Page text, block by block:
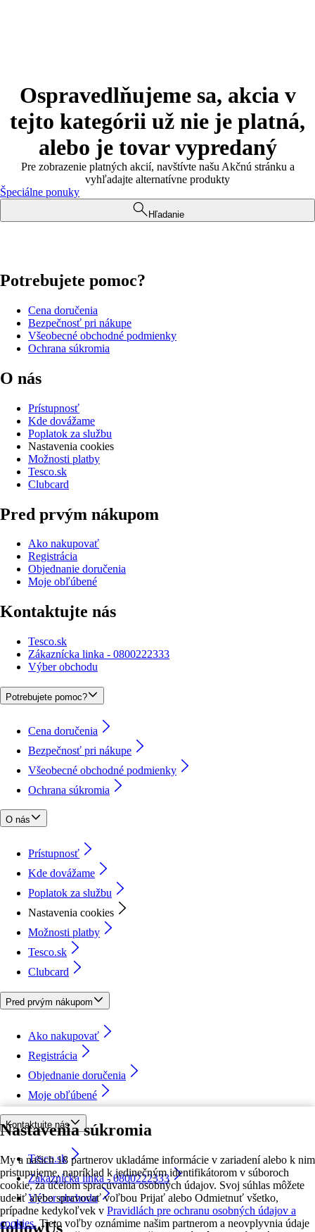
Nastavenia súkromia
My a našich 18 partnerov ukladáme informácie v zariadení alebo k nim
pristupujeme, napríklad k jedinečným identifikátorom v súboroch
cookie, za účelom spracúvania osobných údajov. Svoj súhlas môžete
udeliť alebo spravovať voľbou Prijať alebo Odmietnuť všetko,
prípadne kedykoľvek v Pravidlách pre ochranu osobných údajov a
cookies. Tieto voľby oznámime našim partnerom a neovplyvnia údaje
Ospravedlňujeme sa, akcia v
tejto kategórii už nie je platná,
alebo je tovar vypredaný
Pre zobrazenie platných akcií, navštívte našu Akčnú stránku a
vyhľadajte alternatívne produkty
Špeciálne ponuky
Hľadanie
Potrebujete pomoc?
Cena doručenia
Bezpečnosť pri nákupe
Všeobecné obchodné podmienky
Ochrana súkromia
O nás
Prístupnosť
Kde dovážame
Poplatok za službu
Nastavenia cookies
Možnosti platby
Tesco.sk
Clubcard
Pred prvým nákupom
Ako nakupovať
Registrácia
Objednanie doručenia
Moje obľúbené
Kontaktujte nás
Tesco.sk
Zákaznícka linka - 0800222333
Výber obchodu
Potrebujete pomoc?
Cena doručenia
Bezpečnosť pri nákupe
Všeobecné obchodné podmienky
Ochrana súkromia
O nás
Prístupnosť
Kde dovážame
Poplatok za službu
Nastavenia cookies
Možnosti platby
Tesco.sk
Clubcard
Pred prvým nákupom
Ako nakupovať
Registrácia
Objednanie doručenia
Moje obľúbené
Kontaktujte nás
Tesco.sk
Zákaznícka linka - 0800222333
Výber obchodu
followUs